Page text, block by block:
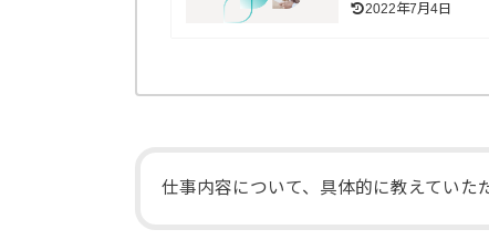
2022年7月4日
仕事内容について、具体的に教えていた